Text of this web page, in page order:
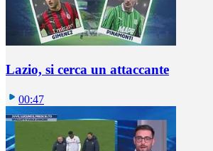
Lazio, si cerca un attaccante
00:47